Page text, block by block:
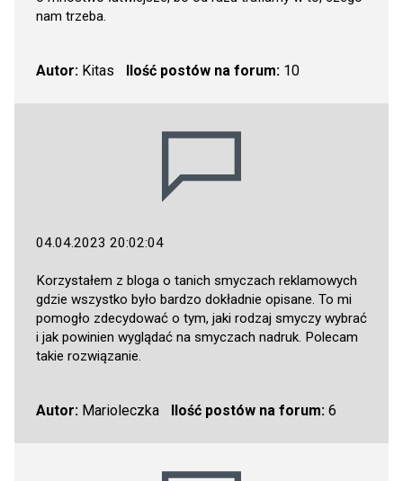
nam trzeba.
Autor: Kitas Ilość postów na forum:10
04.04.2023 20:02:04
Korzystałem z bloga o tanich smyczach reklamowych
gdzie wszystko było bardzo dokładnie opisane. To mi
pomogło zdecydować o tym, jaki rodzaj smyczy wybrać
i jak powinien wyglądać na smyczach nadruk. Polecam
takie rozwiązanie.
Autor: Marioleczka Ilość postów na forum:6